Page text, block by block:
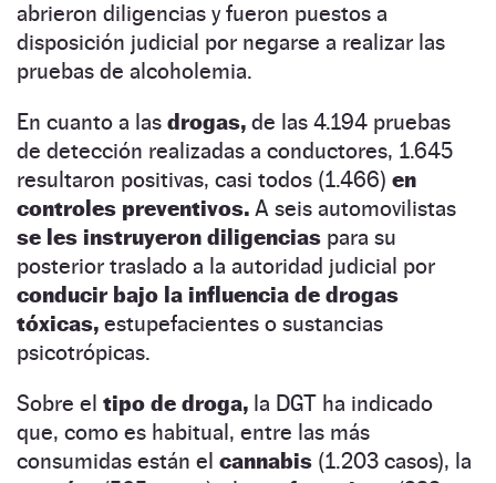
abrieron diligencias y fueron puestos a
disposición judicial por negarse a realizar las
pruebas de alcoholemia.
En cuanto a las drogas, de las 4.194 pruebas
de detección realizadas a conductores, 1.645
resultaron positivas, casi todos (1.466) en
controles preventivos. A seis automovilistas
se les instruyeron diligencias para su
posterior traslado a la autoridad judicial por
conducir bajo la influencia de drogas
tóxicas, estupefacientes o sustancias
psicotrópicas.
Sobre el tipo de droga, la DGT ha indicado
que, como es habitual, entre las más
consumidas están el cannabis (1.203 casos), la